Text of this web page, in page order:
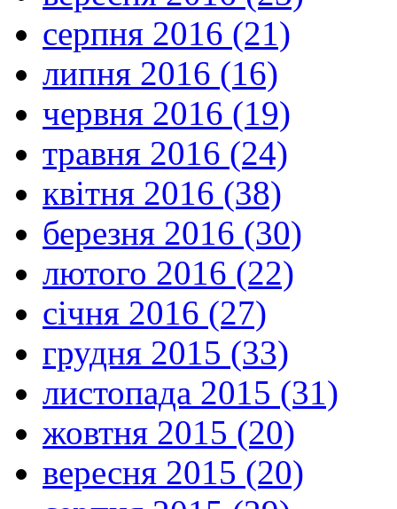
серпня 2016 (21)
липня 2016 (16)
червня 2016 (19)
травня 2016 (24)
квітня 2016 (38)
березня 2016 (30)
лютого 2016 (22)
січня 2016 (27)
грудня 2015 (33)
листопада 2015 (31)
жовтня 2015 (20)
вересня 2015 (20)